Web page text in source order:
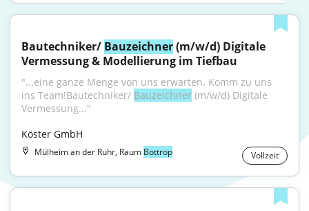
Bautechniker/ Bauzeichner (m/w/d) Digitale
Vermessung & Modellierung im Tiefbau
"...eine ganze Menge von uns erwarten. Komm zu uns
ins Team!Bautechniker/ Bauzeichner (m/w/d) Digitale
Vermessung..."
Köster GmbH
Mülheim an der Ruhr, Raum Bottrop Vollzeit